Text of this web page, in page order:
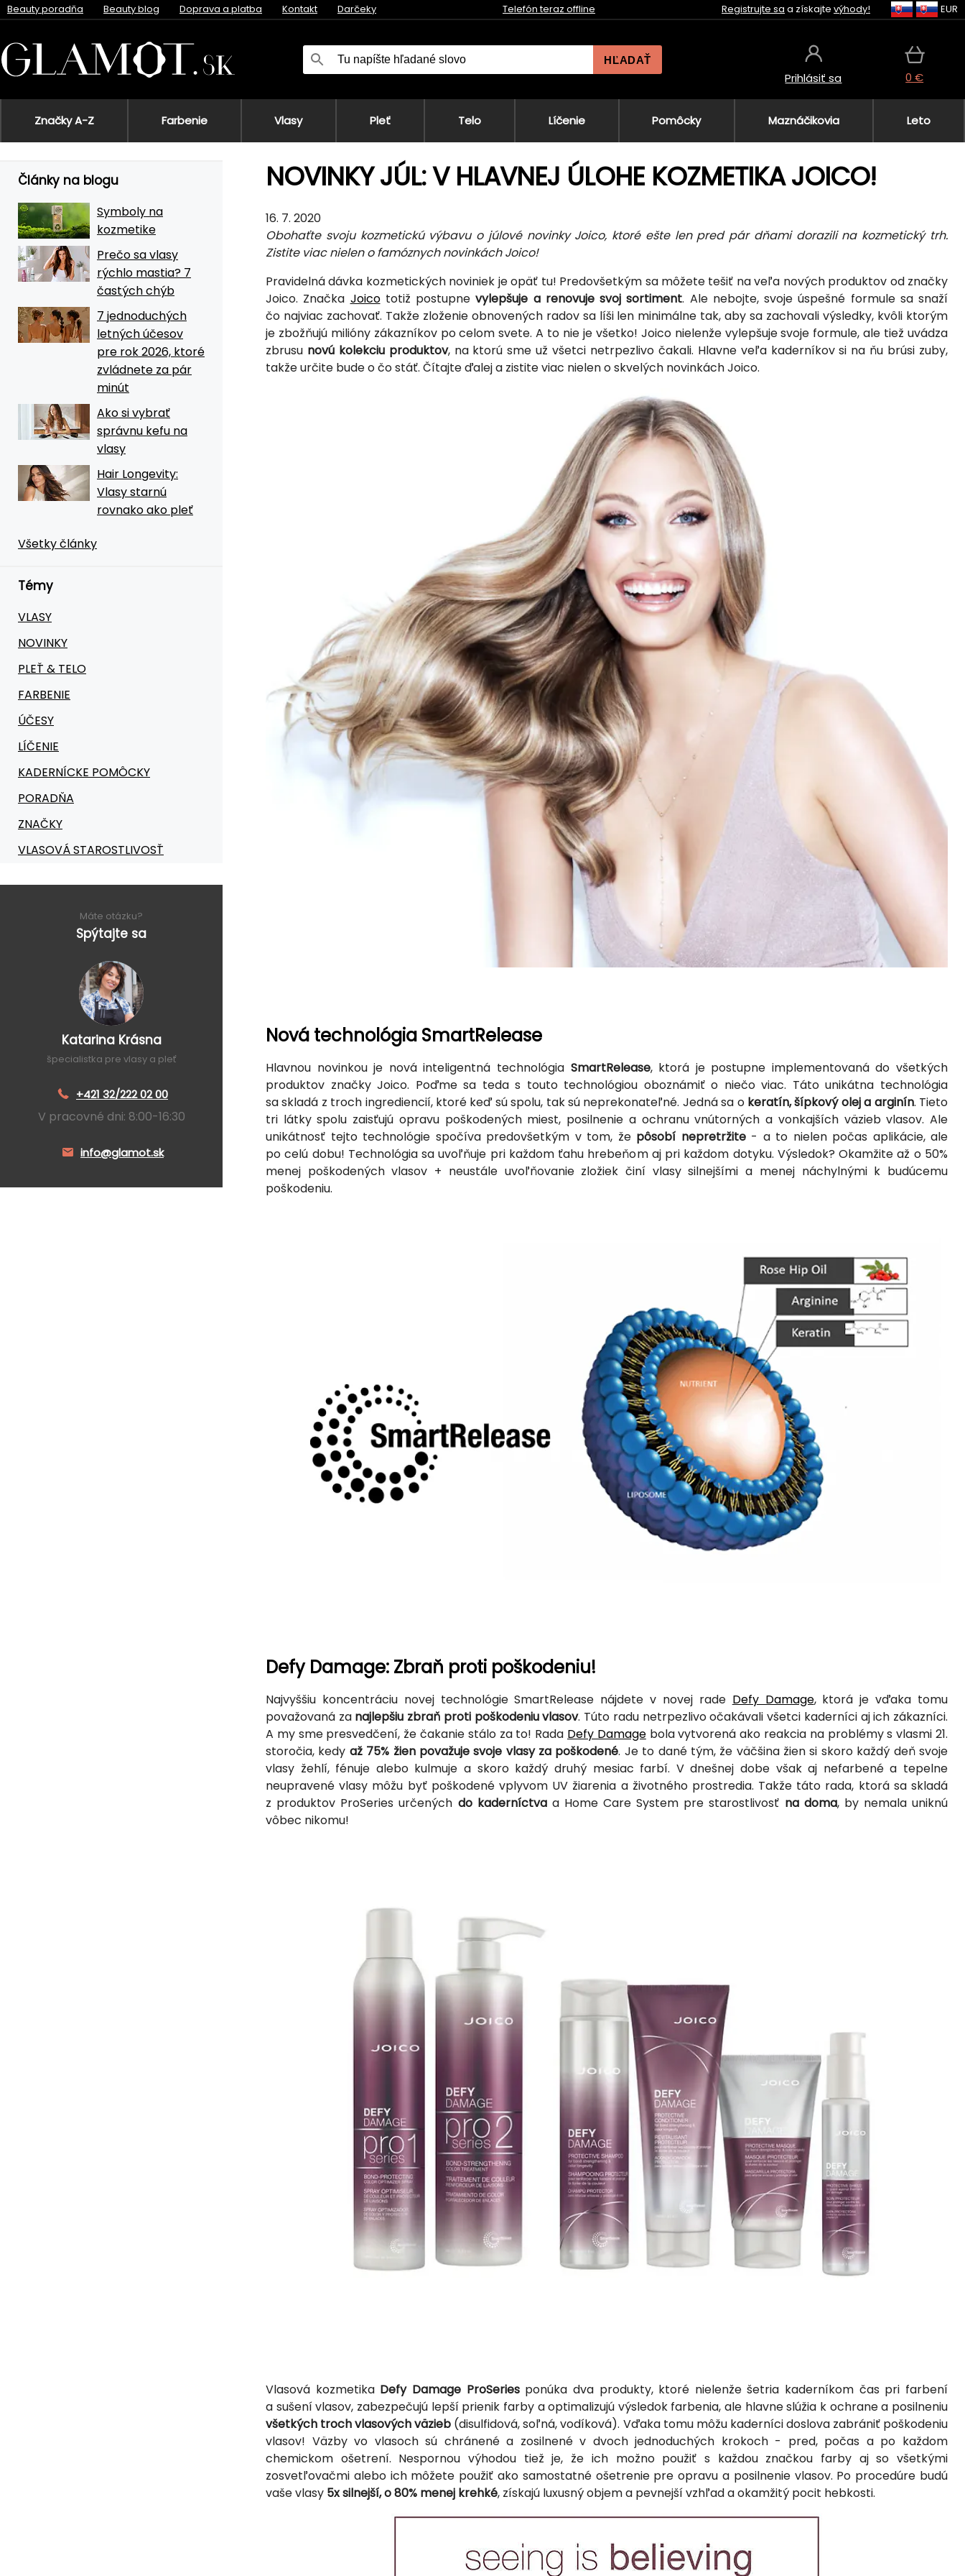
Beauty poradňa Beauty blog Doprava a platba Kontakt Darčeky Telefón teraz offline Registrujte sa a získajte výhody! EUR
HĽADAŤ
Prihlásiť sa 0 €
Značky A-Z Farbenie Vlasy Pleť Telo Líčenie Pomôcky Maznáčikovia Leto
Články na blogu
Symboly na
kozmetike
Prečo sa vlasy
rýchlo mastia? 7
častých chýb
7 jednoduchých
letných účesov
pre rok 2026, ktoré
zvládnete za pár
minút
Ako si vybrať
správnu kefu na
vlasy
Hair Longevity:
Vlasy starnú
rovnako ako pleť
Všetky články
Témy
VLASY
NOVINKY
PLEŤ & TELO
FARBENIE
ÚČESY
LÍČENIE
KADERNÍCKE POMÔCKY
PORADŇA
ZNAČKY
VLASOVÁ STAROSTLIVOSŤ
Máte otázku?
Spýtajte sa
Katarina Krásna
špecialistka pre vlasy a pleť
+421 32/222 02 00
V pracovné dni: 8:00-16:30
info@glamot.sk
NOVINKY JÚL: V HLAVNEJ ÚLOHE KOZMETIKA JOICO!
16. 7. 2020
Obohaťte svoju kozmetickú výbavu o júlové novinky Joico, ktoré ešte len pred pár dňami dorazili na kozmetický trh.
Zistite viac nielen o famóznych novinkách Joico!
Pravidelná dávka kozmetických noviniek je opäť tu! Predovšetkým sa môžete tešiť na veľa nových produktov od značky
Joico. Značka Joicototiž postupnevylepšuje a renovuje svoj sortiment. Ale nebojte, svoje úspešné formule sa snaží
čo najviac zachovať. Takže zloženie obnovených radov sa líši len minimálne tak, aby sa zachovali výsledky, kvôli ktorým
je zbožňujú milióny zákazníkov po celom svete. A to nie je všetko! Joico nielenže vylepšuje svoje formule, ale tiež uvádza
zbrusu novú kolekciu produktov, na ktorú sme už všetci netrpezlivo čakali. Hlavne veľa kaderníkov si na ňu brúsi zuby,
takže určite bude o čo stáť. Čítajte ďalej a zistite viac nielen o skvelých novinkách Joico.
Nová technológia SmartRelease
Hlavnou novinkou je nová inteligentná technológia SmartRelease, ktorá je postupne implementovaná do všetkých
produktov značky Joico. Poďme sa teda s touto technológiou oboznámiť o niečo viac. Táto unikátna technológia
sa skladá z troch ingrediencií, ktoré keď sú spolu, tak sú neprekonateľné. Jedná sa o keratín, šípkový olej a arginín. Tieto
tri látky spolu zaisťujú opravu poškodených miest, posilnenie a ochranu vnútorných a vonkajších väzieb vlasov. Ale
unikátnosť tejto technológie spočíva predovšetkým v tom, že pôsobí nepretržite- a to nielen počas aplikácie, ale
po celú dobu! Technológia sa uvoľňuje pri každom ťahu hrebeňom aj pri každom dotyku. Výsledok? Okamžite až o 50%
menej poškodených vlasov + neustále uvoľňovanie zložiek činí vlasy silnejšími a menej náchylnými k budúcemu
poškodeniu.
Defy Damage: Zbraň proti poškodeniu!
Najvyššiu koncentráciu novej technológie SmartRelease nájdete v novej rade Defy Damage, ktorá je vďaka tomu
považovaná za najlepšiu zbraň proti poškodeniu vlasov. Túto radu netrpezlivo očakávali všetci kaderníci aj ich zákazníci.
A my sme presvedčení, že čakanie stálo za to! Rada Defy Damagebola vytvorená ako reakcia na problémy s vlasmi 21.
storočia, kedy až 75% žien považuje svoje vlasy za poškodené. Je to dané tým, že väčšina žien si skoro každý deň svoje
vlasy žehlí, fénuje alebo kulmuje a skoro každý druhý mesiac farbí. V dnešnej dobe však aj nefarbené a tepelne
neupravené vlasy môžu byť poškodené vplyvom UV žiarenia a životného prostredia. Takže táto rada, ktorá sa skladá
z produktov ProSeries určených do kaderníctvaa Home Care System pre starostlivosť na doma, by nemala uniknú
vôbec nikomu!
Vlasová kozmetika Defy Damage ProSeriesponúka dva produkty, ktoré nielenže šetria kaderníkom čas pri farbení
a sušení vlasov, zabezpečujú lepší prienik farby a optimalizujú výsledok farbenia, ale hlavne slúžia k ochrane a posilneniu
všetkých troch vlasových väzieb (disulfidová, soľná, vodíková). Vďaka tomu môžu kaderníci doslova zabrániť poškodeniu
vlasov! Väzby vo vlasoch sú chránené a zosilnené v dvoch jednoduchých krokoch - pred, počas a po každom
chemickom ošetrení. Nespornou výhodou tiež je, že ich možno použiť s každou značkou farby aj so všetkými
zosvetľovačmi alebo ich môžete použiť ako samostatné ošetrenie pre opravu a posilnenie vlasov. Po procedúre budú
vaše vlasy 5x silnejší, o 80% menej krehké, získajú luxusný objem a pevnejší vzhľad a okamžitý pocit hebkosti.